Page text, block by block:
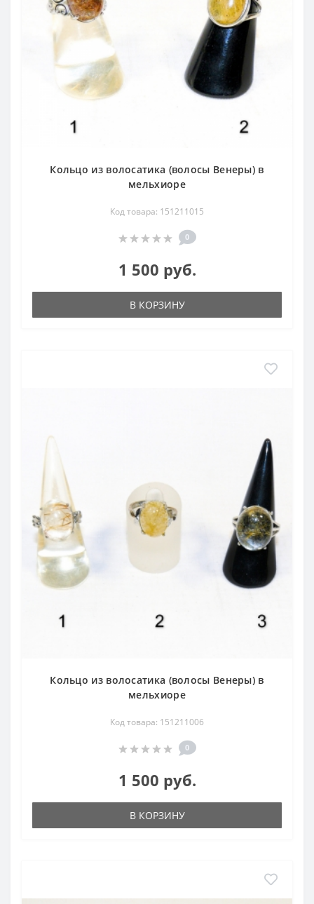
Кольцо из волосатика (волосы Венеры) в
мельхиоре
Код товара: 151211015
0
1 500 руб.
В КОРЗИНУ
Кольцо из волосатика (волосы Венеры) в
мельхиоре
Код товара: 151211006
0
1 500 руб.
В КОРЗИНУ